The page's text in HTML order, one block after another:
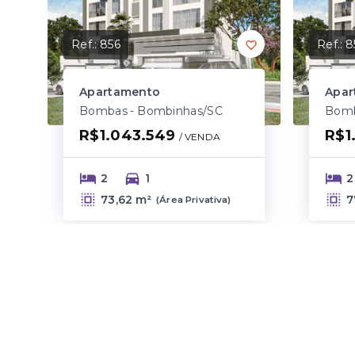
Ref.:856
Apartamento
Bombas - Bombinhas/SC
R$1.043.549 / VENDA
2
1
73,62 m² (Área Privativa)
Ref.:
2